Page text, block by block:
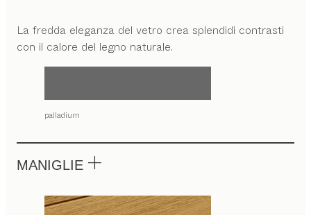
La fredda eleganza del vetro crea splendidi contrasti
con il calore del legno naturale.
palladium
MANIGLIE